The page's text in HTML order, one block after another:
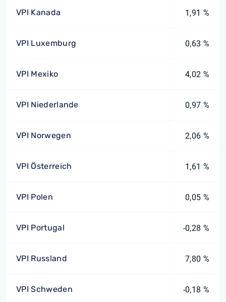
VPI Kanada 1,91 %
VPI Luxemburg 0,63 %
VPI Mexiko 4,02 %
VPI Niederlande 0,97 %
VPI Norwegen 2,06 %
VPI Österreich 1,61 %
VPI Polen 0,05 %
VPI Portugal -0,28 %
VPI Russland 7,80 %
VPI Schweden -0,18 %